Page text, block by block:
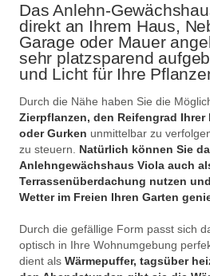
Das Anlehn-
direkt an Ihrem Haus,
Garage oder Mauer
sehr platzsparend
und Licht für Ihre
Durch die Nähe haben Sie die
Zierpflanzen, den Reifengrad Ihrer
oder Gurken unmittelbar zu
zu steuern. Natürlich können Sie
Anlehngewächshaus Viola auch
Terrassenüberdachung nutzen
Wetter im Freien Ihren Garten
Durch die gefällige Form passt sich
optisch in Ihre Wohnumgebung
dient als Wärmepuffer, tagsüber